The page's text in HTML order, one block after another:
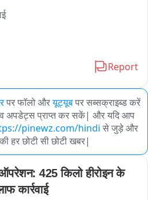
Report
पर फॉलो औरयूट्यूबपर सब्सक्राइब्ड करें
अपडेट्स प्राप्त कर सकें| और यदि आप
pinewz.com/hindi से जुड़े और
हर छोटी सी छोटी खबर|
425 किलो हीरोइन के
कार्रवाई